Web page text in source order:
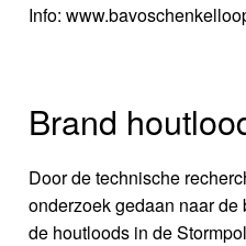
Info:
Brand
Door de technische
onderzoek gedaan naar
de houtloods in de